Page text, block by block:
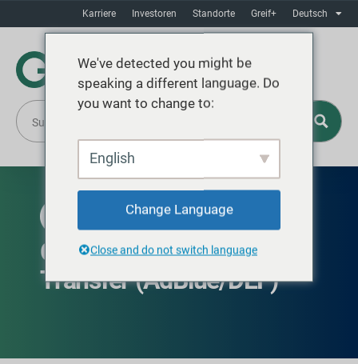
Karriere Investoren Standorte Greif+ Deutsch
WELTWEIT VERFÜGBAR
GCUBE IBC Closed
Transfer (AdBlue/DEF)
We've detected you might be
speaking a different language. Do
you want to change to:
English
Change Language
Close and do not switch language